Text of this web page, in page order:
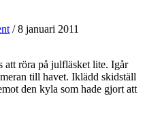
/ 8 januari 2011
att röra på julfläsket lite. Igår
till havet. Iklädd skidställ
den kyla som hade gjort att